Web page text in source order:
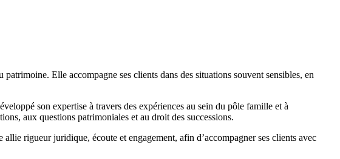
Elle accompagne ses clients dans des situations souvent sensibles, en
son expertise à travers des expériences au sein du pôle famille et à
aux questions patrimoniales et au droit des successions.
rigueur juridique, écoute et engagement, afin d’accompagner ses clients avec